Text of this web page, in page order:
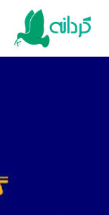
Skip
content